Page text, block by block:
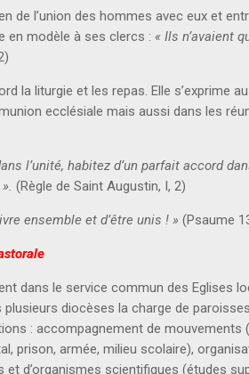
de l’union des hommes avec eux et
en modèle à ses clercs : « Ils n’avaient
la liturgie et les repas. Elle s’exprime
ecclésiale mais aussi dans les
l’unité, habitez d’un parfait accord
(Règle de Saint Augustin, I, 2)
ensemble et d’être unis ! » (Psaume
dans le service commun des Eglises
diocèses la charge de
: accompagnement de mouvements
prison, armée, milieu scolaire),
et d’organismes scientifiques (études